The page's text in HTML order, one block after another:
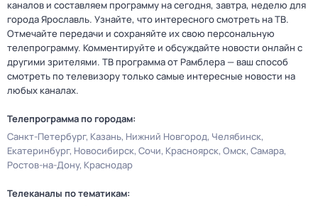
каналов и составляем программу на сегодня, завтра, неделю для
города Ярославль. Узнайте, что интересного смотреть на ТВ.
Отмечайте передачи и сохраняйте их свою персональную
телепрограмму. Комментируйте и обсуждайте новости онлайн с
другими зрителями. ТВ программа от Рамблера — ваш способ
смотреть по телевизору только самые интересные новости на
любых каналах.
Телепрограмма по городам:
Санкт-Петербург Казань Нижний Новгород Челябинск
Екатеринбург Новосибирск Сочи Красноярск Омск Самара
Ростов-на-Дону Краснодар
Телеканалы по тематикам: